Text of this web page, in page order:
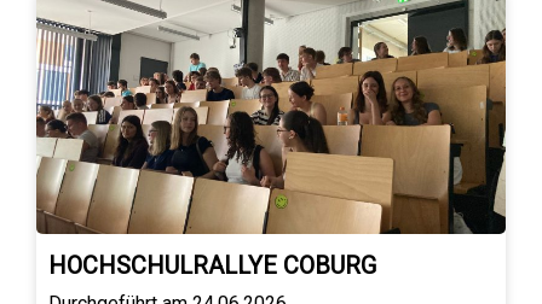
HOCHSCHULRALLYE COBURG